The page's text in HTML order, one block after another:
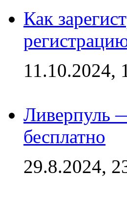
Как
11.10.2024,
Ливерпуль
бесплатно
29.8.2024,